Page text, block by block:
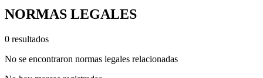
NORMAS LEGALES
0 resultados
No se encontraron normas legales relacionadas